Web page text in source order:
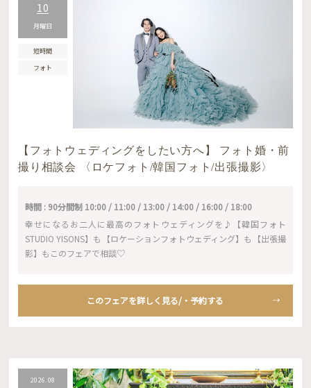
10
月曜日
短時間
フォト
【フォトウェディングをしたい方へ】 フォト婚・前
撮り相談会 〈ロケフォト/韓国フォト/出張撮影〉
時間 : 90分間制 10:00 / 11:00 / 13:00 / 14:00 / 16:00 / 18:00
幸せになるお二人に最高のフォトウェディングを♪【韓国フォト
STUDIO YISONS】も【ロケーションフォトウェディング】も【出張撮
影】もこのフェアで相談♡
このフェアを詳しく見る/・予約する
2026.08